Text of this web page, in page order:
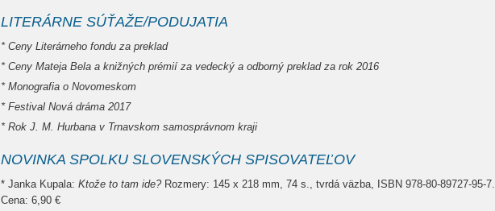
LITERÁRNE SÚŤAŽE/PODUJATIA
* Ceny Literárneho fondu za preklad
* Ceny Mateja Bela a knižných prémií za vedecký a odborný preklad za rok 2016
* Monografia o Novomeskom
* Festival Nová dráma 2017
* Rok J. M. Hurbana v Trnavskom samosprávnom kraji
NOVINKA SPOLKU SLOVENSKÝCH SPISOVATEĽOV
* Janka Kupala: Ktože to tam ide? Rozmery: 145 x 218 mm, 74 s., tvrdá väzba, ISBN 978-80-89727-95-7.
Cena: 6,90 €